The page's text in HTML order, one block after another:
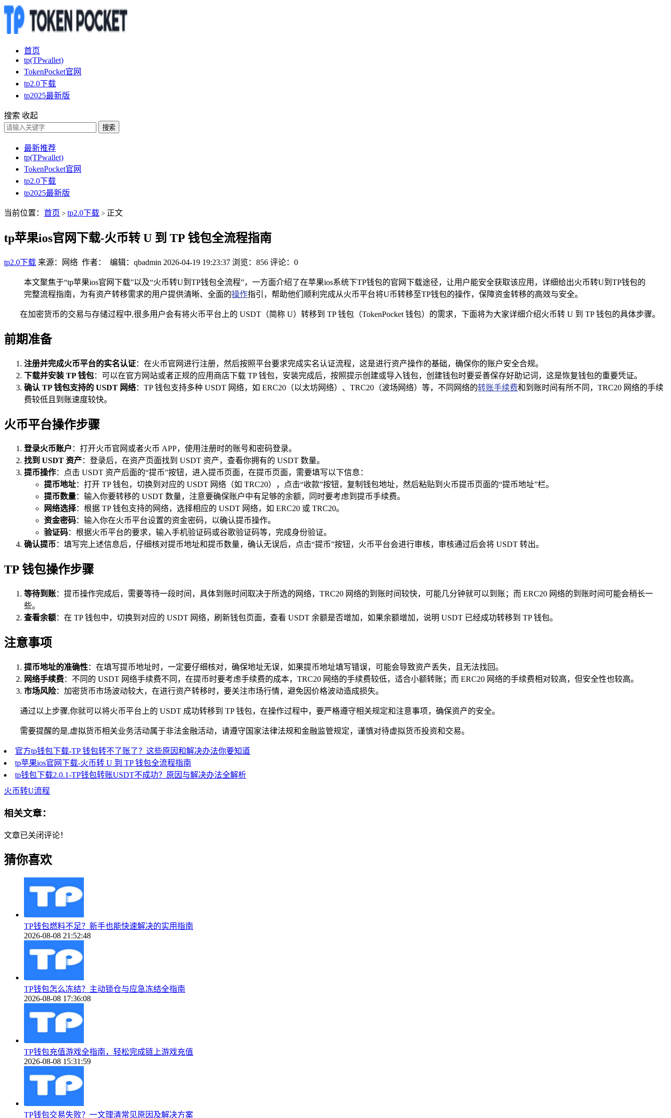
首页
tp(TPwallet)
TokenPocket官网
tp2.0下载
tp2025最新版
搜索 收起
搜索
最新推荐
tp(TPwallet)
TokenPocket官网
tp2.0下载
tp2025最新版
当前位置： 首页 > tp2.0下载 > 正文
tp苹果ios官网下载-火币转 U 到 TP 钱包全流程指南
tp2.0下载 来源：网络 作者： 编辑：qbadmin 2026-04-19 19:23:37 浏览：856 评论：0
本文聚焦于“tp苹果ios官网下载”以及“火币转U到TP钱包全流程”，一方面介绍了在苹果ios系统下TP钱包的官网下载途径，让用户能安全获取该应用，详细给出火币转U到TP钱包的
完整流程指南，为有资产转移需求的用户提供清晰、全面的操作指引，帮助他们顺利完成从火币平台将U币转移至TP钱包的操作，保障资金转移的高效与安全。
在加密货币的交易与存储过程中,很多用户会有将火币平台上的 USDT（简称 U）转移到 TP 钱包（TokenPocket 钱包）的需求，下面将为大家详细介绍火币转 U 到 TP 钱包的具体步骤。
前期准备
注册并完成火币平台的实名认证：在火币官网进行注册，然后按照平台要求完成实名认证流程，这是进行资产操作的基础，确保你的账户安全合规。
下载并安装 TP 钱包：可以在官方网站或者正规的应用商店下载 TP 钱包，安装完成后，按照提示创建或导入钱包，创建钱包时要妥善保存好助记词，这是恢复钱包的重要凭证。
确认 TP 钱包支持的 USDT 网络：TP 钱包支持多种 USDT 网络，如 ERC20（以太坊网络）、TRC20（波场网络）等，不同网络的转账手续费和到账时间有所不同，TRC20 网络的手续
费较低且到账速度较快。
火币平台操作步骤
登录火币账户 ：打开火币官网或者火币 APP，使用注册时的账号和密码登录。
找到 USDT 资产：登录后，在资产页面找到 USDT 资产，查看你拥有的 USDT 数量。
提币操作：点击 USDT 资产后面的“提币”按钮，进入提币页面，在提币页面，需要填写以下信息：
提币地址：打开 TP 钱包，切换到对应的 USDT 网络（如 TRC20），点击“收款”按钮，复制钱包地址，然后粘贴到火币提币页面的“提币地址”栏。
提币数量：输入你要转移的 USDT 数量，注意要确保账户中有足够的余额，同时要考虑到提币手续费。
网络选择：根据 TP 钱包支持的网络，选择相应的 USDT 网络，如 ERC20 或 TRC20。
资金密码：输入你在火币平台设置的资金密码，以确认提币操作。
验证码：根据火币平台的要求，输入手机验证码或谷歌验证码等，完成身份验证。
确认提币 ：填写完上述信息后，仔细核对提币地址和提币数量，确认无误后，点击“提币”按钮，火币平台会进行审核，审核通过后会将 USDT 转出。
TP 钱包操作步骤
等待到账：提币操作完成后，需要等待一段时间，具体到账时间取决于所选的网络，TRC20 网络的到账时间较快，可能几分钟就可以到账；而 ERC20 网络的到账时间可能会稍长一
些。
查看余额：在 TP 钱包中，切换到对应的 USDT 网络，刷新钱包页面，查看 USDT 余额是否增加，如果余额增加，说明 USDT 已经成功转移到 TP 钱包。
注意事项
提币地址的准确性：在填写提币地址时，一定要仔细核对，确保地址无误，如果提币地址填写错误，可能会导致资产丢失，且无法找回。
网络手续费：不同的 USDT 网络手续费不同，在提币时要考虑手续费的成本，TRC20 网络的手续费较低，适合小额转账；而 ERC20 网络的手续费相对较高，但安全性也较高。
市场风险：加密货币市场波动较大，在进行资产转移时，要关注市场行情，避免因价格波动造成损失。
通过以上步骤,你就可以将火币平台上的 USDT 成功转移到 TP 钱包，在操作过程中，要严格遵守相关规定和注意事项，确保资产的安全。
需要提醒的是,虚拟货币相关业务活动属于非法金融活动，请遵守国家法律法规和金融监管规定，谨慎对待虚拟货币投资和交易。
官方tp钱包下载-TP 钱包转不了账了？这些原因和解决办法你要知道
tp苹果ios官网下载-火币转 U 到 TP 钱包全流程指南
tp钱包下载2.0.1-TP钱包转账USDT不成功？原因与解决办法全解析
火币转U流程
相关文章：
文章已关闭评论！
猜你喜欢
TP钱包燃料不足？新手也能快速解决的实用指南
2026-08-08 21:52:48
TP钱包怎么冻结？主动锁仓与应急冻结全指南
2026-08-08 17:36:08
TP钱包充值游戏全指南，轻松完成链上游戏充值
2026-08-08 15:31:59
TP钱包交易失败？一文理清常见原因及解决方案